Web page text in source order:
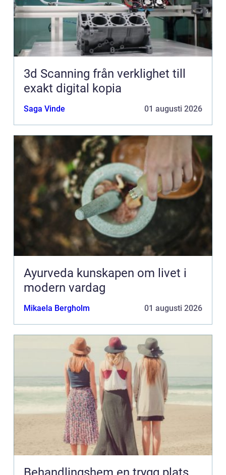
3d Scanning från verklighet till
exakt digital kopia
Saga Vinde 01 augusti 2026
Ayurveda kunskapen om livet i
modern vardag
Mikaela Bergholm 01 augusti 2026